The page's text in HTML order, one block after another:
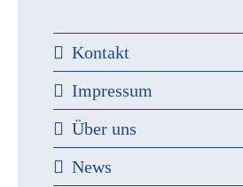
Kontakt
Impressum
Über uns
News